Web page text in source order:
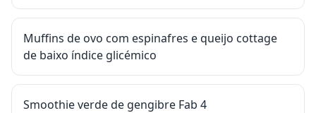
Muffins de ovo com espinafres e queijo cottage
de baixo índice glicémico
Smoothie verde de gengibre Fab 4